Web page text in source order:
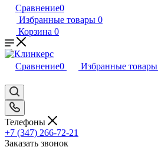
Сравнение0
Избранные товары 0
Корзина 0
Сравнение0 Избранные товары
Телефоны
+7 (347) 266-72-21
Заказать звонок